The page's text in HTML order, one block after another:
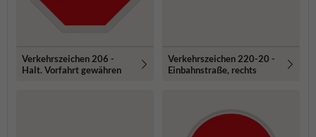
Verkehrszeichen 206 -
Halt. Vorfahrt gewähren
Verkehrszeichen 220-20 -
Einbahnstraße, rechts